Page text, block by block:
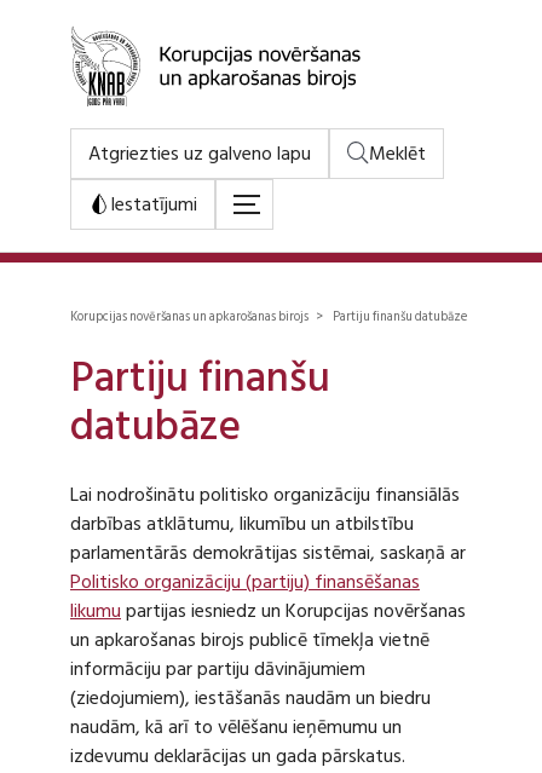
Atgriezties uz galveno lapu
Meklēt
Iestatījumi
Korupcijas novēršanas un apkarošanas birojs > Partiju finanšu datubāze
Partiju finanšu
datubāze
Lai nodrošinātu politisko organizāciju finansiālās
darbības atklātumu, likumību un atbilstību
parlamentārās demokrātijas sistēmai, saskaņā ar
Politisko organizāciju (partiju) finansēšanas
likumupartijas iesniedz un Korupcijas novēršanas
un apkarošanas birojs publicē tīmekļa vietnē
informāciju par partiju dāvinājumiem
(ziedojumiem), iestāšanās naudām un biedru
naudām, kā arī to vēlēšanu ieņēmumu un
izdevumu deklarācijas un gada pārskatus.